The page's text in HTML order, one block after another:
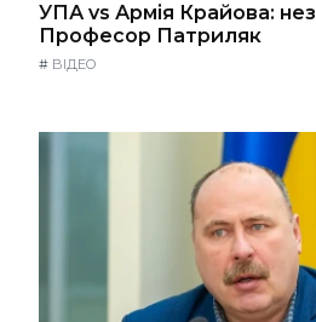
УПА vs Армія Крайова:
Професор Патриляк
# ВІДЕО